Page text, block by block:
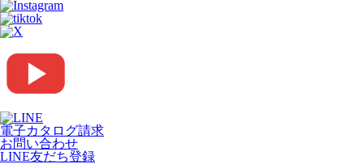
電子カタログ請求
お問い合わせ
LINE友だち登録